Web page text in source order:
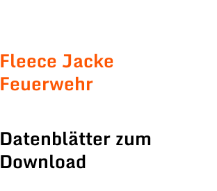
Fleece Jacke
Feuerwehr
Datenblätter zum
Download